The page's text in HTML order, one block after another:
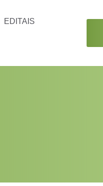
EDITAIS